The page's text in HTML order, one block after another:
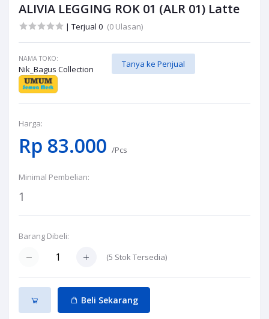
ALIVIA LEGGING ROK 01 (ALR 01) Latte
| Terjual 0 (0 Ulasan)
NAMA TOKO:
Nik_Bagus Collection
Tanya ke Penjual
Harga:
Rp 83.000 /Pcs
Minimal Pembelian:
1
Barang Dibeli:
(5 Stok Tersedia)
Beli Sekarang